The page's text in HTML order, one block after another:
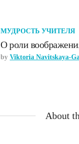
МУДРОСТЬ УЧИТЕЛЯ
О роли
by Viktoria Navitskaya-
About